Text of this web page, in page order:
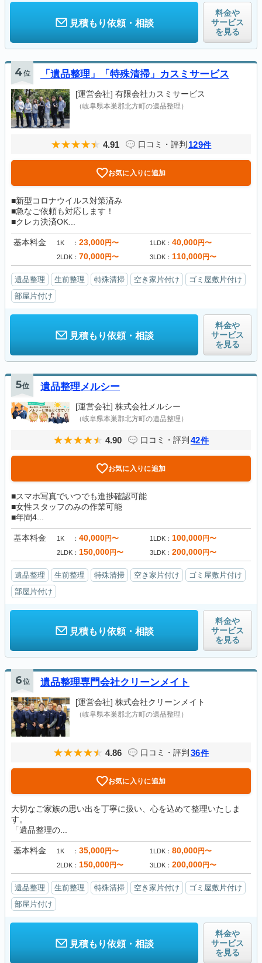
見積もり依頼・相談
料金や
サービス
を見る
4位 「遺品整理」「特殊清掃」カスミサービス
[運営会社] 有限会社カスミサービス
（岐阜県本巣郡北方町の遺品整理）
4.91 口コミ・評判 129件
お気に入りに追加
■新型コロナウイルス対策済み
■急なご依頼も対応します！
■クレカ決済OK...
基本料金 1K 23,000円〜 1LDK 40,000円〜
2LDK 70,000円〜 3LDK 110,000円〜
遺品整理 生前整理 特殊清掃 空き家片付け
ゴミ屋敷片付け
部屋片付け
見積もり依頼・相談
料金や
サービス
を見る
5位 遺品整理メルシー
[運営会社] 株式会社メルシー
（岐阜県本巣郡北方町の遺品整理）
4.90 口コミ・評判 42件
お気に入りに追加
■スマホ写真でいつでも進捗確認可能
■女性スタッフのみの作業可能
■年間4...
基本料金 1K 40,000円〜 1LDK 100,000円〜
2LDK 150,000円〜 3LDK 200,000円〜
遺品整理 生前整理 特殊清掃 空き家片付け
ゴミ屋敷片付け
部屋片付け
見積もり依頼・相談
料金や
サービス
を見る
6位 遺品整理専門会社クリーンメイト
[運営会社] 株式会社クリーンメイト
（岐阜県本巣郡北方町の遺品整理）
4.86 口コミ・評判 36件
お気に入りに追加
大切なご家族の思い出を丁寧に扱い、心を込めて整理いたしま
す。
「遺品整理の...
基本料金 1K 35,000円〜 1LDK 80,000円〜
2LDK 150,000円〜 3LDK 200,000円〜
遺品整理 生前整理 特殊清掃 空き家片付け
ゴミ屋敷片付け
部屋片付け
見積もり依頼・相談
料金や
サービス
を見る